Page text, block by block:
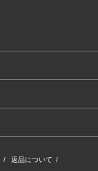
/ 返品について /